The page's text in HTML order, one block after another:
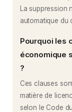
La suppression
automatique du
Pourquoi les
économique
?
Ces clauses
matière de
selon le Code